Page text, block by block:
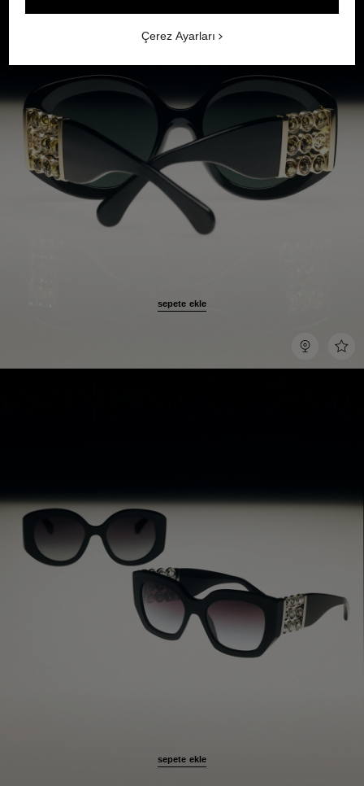
sepete ekle
Dene
sepete ekle
Çerez Ayarları